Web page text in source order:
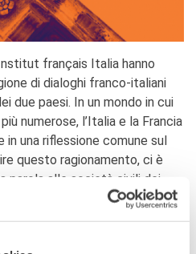
Cinema
français Italia hanno
di dialoghi franco-italiani
due paesi. In un mondo in cui
numerose, l’Italia e la Francia
in una riflessione comune sul
questo ragionamento, ci è
parola alle società civili dei
testimoniare, a dialogare, ad
per il mondo di domani.
in più di 100 città